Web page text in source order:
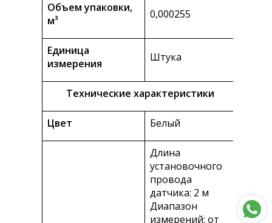
Объем упаковки,
м³
0,000255
Единица
измерения
Штука
Технические характеристики
Цвет Белый
Длина
установочного
провода
датчика: 2 м
Диапазон
измерений: от